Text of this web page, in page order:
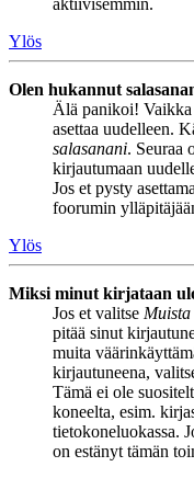
aktiivisemmin.
Ylös
Olen hukannut
Älä panikoi! Vaikka
asettaa uudelleen.
salasanani. Seuraa
kirjautumaan
Jos et pysty
foorumin
Ylös
Miksi minut kirjataan
Jos et valitse
pitää sinut
muita
kirjautuneena,
Tämä ei ole
koneelta, esim.
tietokoneluokassa.
on estänyt tämän